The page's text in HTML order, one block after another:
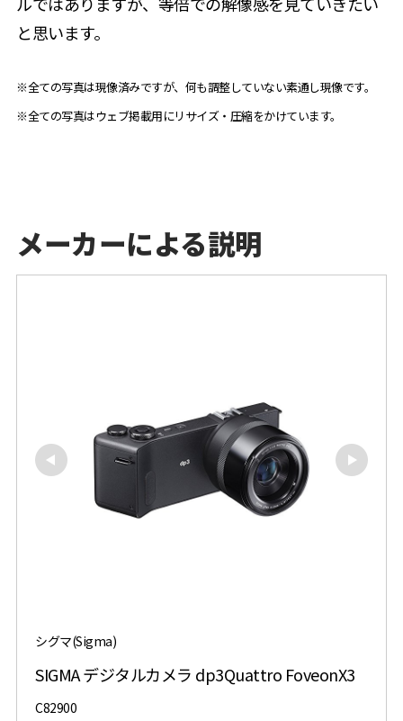
と思います。
※全ての写真は現像済みですが、何も調整していない素通し現像です。
※全ての写真はウェブ掲載用にリサイズ・圧縮をかけています。
メーカーによる説明
シグマ(Sigma)
SIGMA デジタルカメラ dp3Quattro FoveonX3
C82900